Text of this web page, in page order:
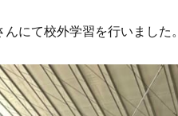
にて校外学習を行いました。